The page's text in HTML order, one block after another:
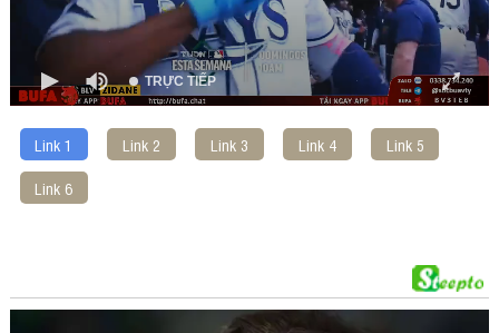
TRỰC TIẾP
Link 1 Link 2 Link 3 Link 4 Link 5
Link 6